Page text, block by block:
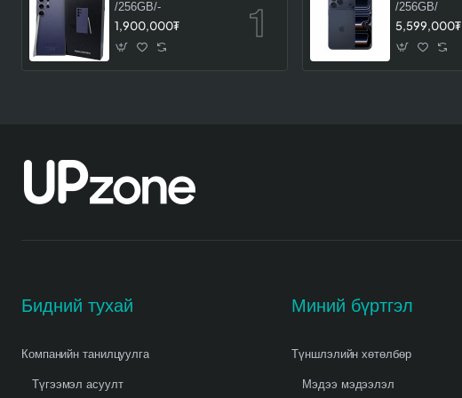
/256GB/-
1,900,000₮
/256GB/
5,599,000₮
Бидний тухай
Компанийн танилцуулга
Түгээмэл асуулт
Миний бүртгэл
Түншлэлийн хөтөлбөр
Мэдээ мэдээлэл